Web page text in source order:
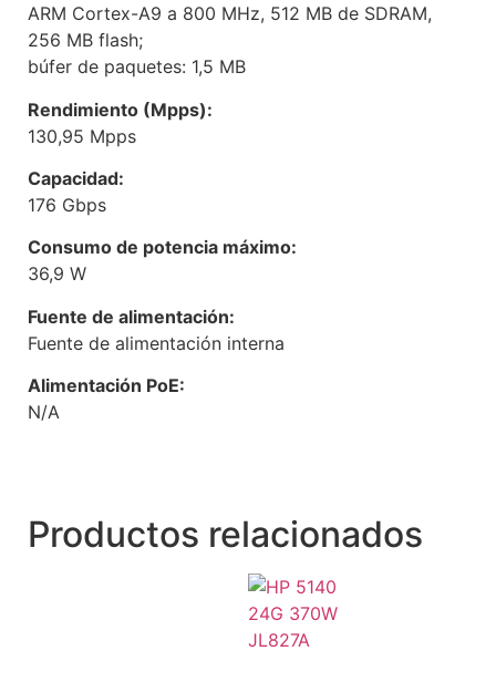
ARM Cortex-A9 a 800 MHz, 512 MB de SDRAM,
256 MB flash;
búfer de paquetes: 1,5 MB
Rendimiento (Mpps):
130,95 Mpps
Capacidad:
176 Gbps
Consumo de potencia máximo:
36,9 W
Fuente de alimentación:
Fuente de alimentación interna
Alimentación PoE:
N/A
Productos relacionados